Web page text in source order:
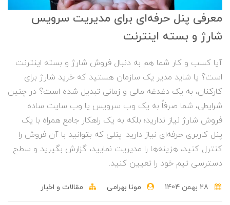
معرفی پنل حرفه‌ای برای مدیریت سرویس
شارژ و بسته اینترنت
آیا کسب‌ و کار شما هم به دنبال فروش شارژ و بسته اینترنت
است؟ یا شاید مدیر یک سازمان هستید که خرید شارژ برای
کارکنان، به یک دغدغه مالی و زمانی تبدیل شده است؟ در چنین
شرایطی، شما صرفاً به یک وب سرویس یا وب‌ سایت ساده
فروش شارژ نیاز ندارید؛ بلکه به یک راهکار جامع همراه با یک
پنل کاربری حرفه‌ای نیاز دارید. پنلی که بتوانید با آن فروش را
کنترل کنید، هزینه‌ها را مدیریت نمایید، گزارش بگیرید و سطح
دسترسی تیم خود را تعیین کنید.
مونا بهرامی مقالات و اخبار